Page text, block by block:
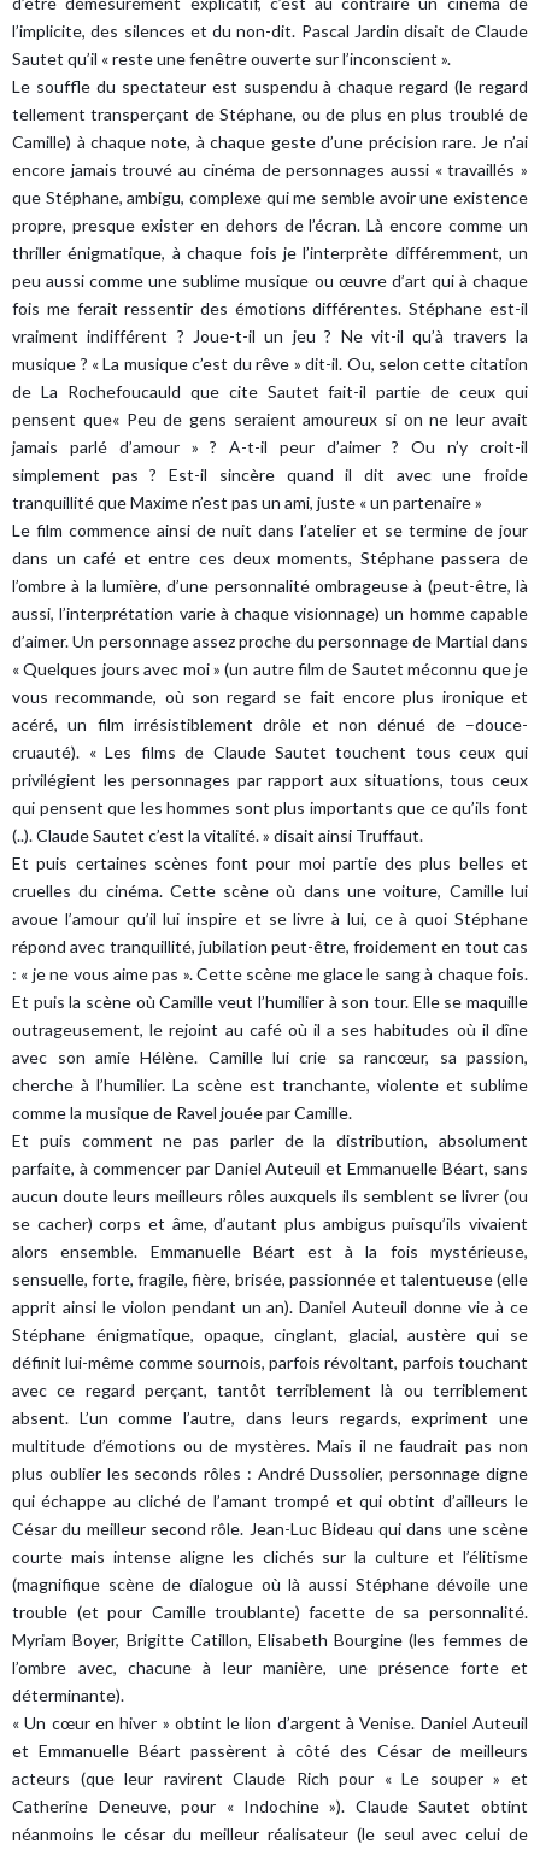
l’implicite, des silences et du non-dit. Pascal Jardin disait de Claude
Sautet qu’il « reste une fenêtre ouverte sur l’inconscient ».
Le souffle du spectateur est suspendu à chaque regard (le regard
tellement transperçant de Stéphane, ou de plus en plus troublé de
Camille) à chaque note, à chaque geste d’une précision rare. Je n’ai
encore jamais trouvé au cinéma de personnages aussi « travaillés »
que Stéphane, ambigu, complexe qui me semble avoir une existence
propre, presque exister en dehors de l’écran. Là encore comme un
thriller énigmatique, à chaque fois je l’interprète différemment, un
peu aussi comme une sublime musique ou œuvre d’art qui à chaque
fois me ferait ressentir des émotions différentes. Stéphane est-il
vraiment indifférent ? Joue-t-il un jeu ? Ne vit-il qu’à travers la
musique ? « La musique c’est du rêve » dit-il. Ou, selon cette citation
de La Rochefoucauld que cite Sautet fait-il partie de ceux qui
pensent que« Peu de gens seraient amoureux si on ne leur avait
jamais parlé d’amour » ? A-t-il peur d’aimer ? Ou n’y croit-il
simplement pas ? Est-il sincère quand il dit avec une froide
tranquillité que Maxime n’est pas un ami, juste « un partenaire »
Le film commence ainsi de nuit dans l’atelier et se termine de jour
dans un café et entre ces deux moments, Stéphane passera de
l’ombre à la lumière, d’une personnalité ombrageuse à (peut-être, là
aussi, l’interprétation varie à chaque visionnage) un homme capable
d’aimer. Un personnage assez proche du personnage de Martial dans
« Quelques jours avec moi » (un autre film de Sautet méconnu que je
vous recommande, où son regard se fait encore plus ironique et
acéré, un film irrésistiblement drôle et non dénué de –douce-
cruauté). « Les films de Claude Sautet touchent tous ceux qui
privilégient les personnages par rapport aux situations, tous ceux
qui pensent que les hommes sont plus importants que ce qu’ils font
(..). Claude Sautet c’est la vitalité. » disait ainsi Truffaut.
Et puis certaines scènes font pour moi partie des plus belles et
cruelles du cinéma. Cette scène où dans une voiture, Camille lui
avoue l’amour qu’il lui inspire et se livre à lui, ce à quoi Stéphane
répond avec tranquillité, jubilation peut-être, froidement en tout cas
: « je ne vous aime pas ». Cette scène me glace le sang à chaque fois.
Et puis la scène où Camille veut l’humilier à son tour. Elle se maquille
outrageusement, le rejoint au café où il a ses habitudes où il dîne
avec son amie Hélène. Camille lui crie sa rancœur, sa passion,
cherche à l’humilier. La scène est tranchante, violente et sublime
comme la musique de Ravel jouée par Camille.
Et puis comment ne pas parler de la distribution, absolument
parfaite, à commencer par Daniel Auteuil et Emmanuelle Béart, sans
aucun doute leurs meilleurs rôles auxquels ils semblent se livrer (ou
se cacher) corps et âme, d’autant plus ambigus puisqu’ils vivaient
alors ensemble. Emmanuelle Béart est à la fois mystérieuse,
sensuelle, forte, fragile, fière, brisée, passionnée et talentueuse (elle
apprit ainsi le violon pendant un an). Daniel Auteuil donne vie à ce
Stéphane énigmatique, opaque, cinglant, glacial, austère qui se
définit lui-même comme sournois, parfois révoltant, parfois touchant
avec ce regard perçant, tantôt terriblement là ou terriblement
absent. L’un comme l’autre, dans leurs regards, expriment une
multitude d’émotions ou de mystères. Mais il ne faudrait pas non
plus oublier les seconds rôles : André Dussolier, personnage digne
qui échappe au cliché de l’amant trompé et qui obtint d’ailleurs le
César du meilleur second rôle. Jean-Luc Bideau qui dans une scène
courte mais intense aligne les clichés sur la culture et l’élitisme
(magnifique scène de dialogue où là aussi Stéphane dévoile une
trouble (et pour Camille troublante) facette de sa personnalité.
Myriam Boyer, Brigitte Catillon, Elisabeth Bourgine (les femmes de
l’ombre avec, chacune à leur manière, une présence forte et
déterminante).
« Un cœur en hiver » obtint le lion d’argent à Venise. Daniel Auteuil
et Emmanuelle Béart passèrent à côté des César de meilleurs
acteurs (que leur ravirent Claude Rich pour « Le souper » et
Catherine Deneuve, pour « Indochine »). Claude Sautet obtint
néanmoins le césar du meilleur réalisateur (le seul avec celui de